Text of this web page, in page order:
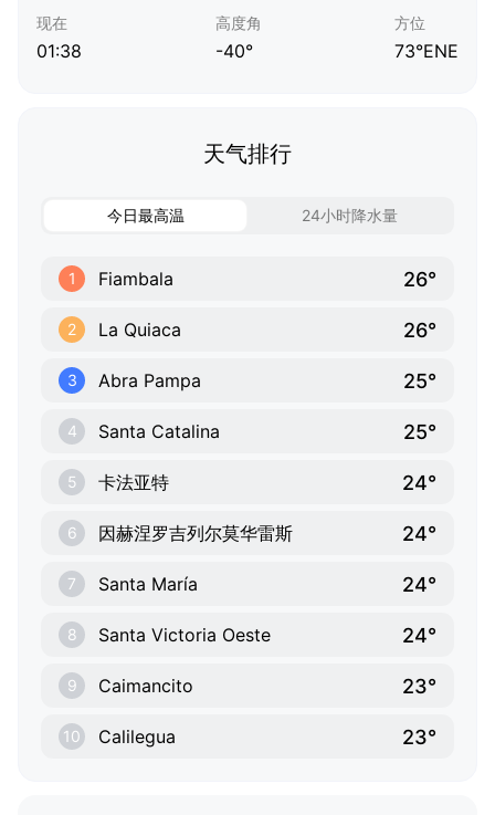
现在
01:38
高度角
-40°
方位
73°ENE
天气排行
今日最高温 24小时降水量
1 Fiambala 26°
2 La Quiaca 26°
3 Abra Pampa 25°
4 Santa Catalina 25°
5 卡法亚特 24°
6 因赫涅罗吉列尔莫华雷斯 24°
7 Santa María 24°
8 Santa Victoria Oeste 24°
9 Caimancito 23°
10 Calilegua 23°